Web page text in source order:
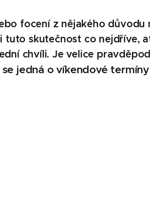
focení z nějakého důvodu
skutečnost co nejdříve,
chvíli. Je velice
jedná o víkendové